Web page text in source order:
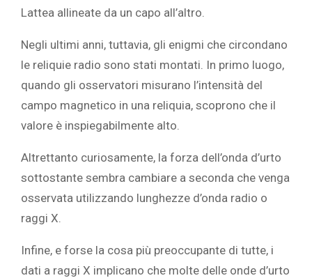
Lattea allineate da un capo all’altro.
Negli ultimi anni, tuttavia, gli enigmi che circondano
le reliquie radio sono stati montati. In primo luogo,
quando gli osservatori misurano l’intensità del
campo magnetico in una reliquia, scoprono che il
valore è inspiegabilmente alto.
Altrettanto curiosamente, la forza dell’onda d’urto
sottostante sembra cambiare a seconda che venga
osservata utilizzando lunghezze d’onda radio o
raggi X.
Infine, e forse la cosa più preoccupante di tutte, i
dati a raggi X implicano che molte delle onde d’urto